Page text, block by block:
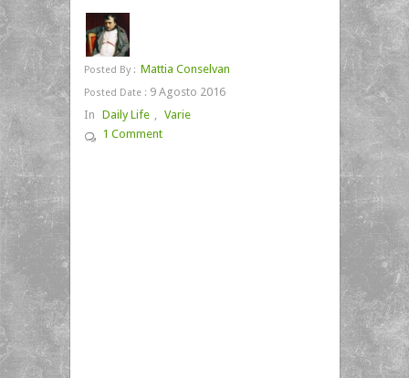
Posted By : Mattia Conselvan
Posted Date : 9 Agosto 2016
In Daily Life , Varie
1 Comment